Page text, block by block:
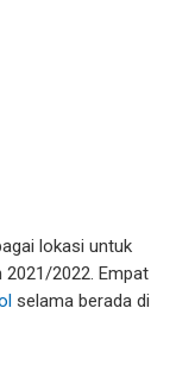
lokasi untuk
2022. Empat
selama berada di